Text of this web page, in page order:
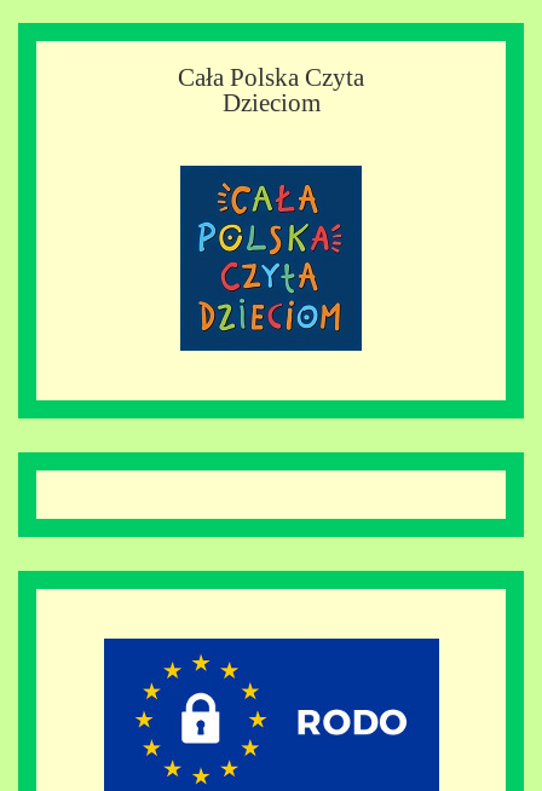
Cała Polska Czyta
Dzieciom